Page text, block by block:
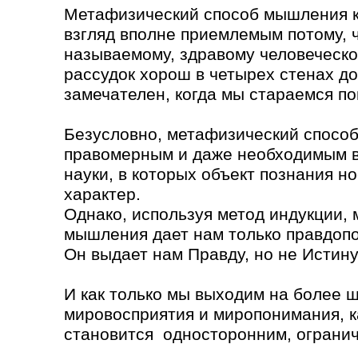
Метафизический способ мышления
взгляд вполне приемлемым потому,
называемому, здравому
рассудок хорош в четырех стенах
замечателен, когда мы стараемся
Безусловно, метафизический
правомерным и даже необходимым
науки, в которых объект познания
характер.
Однако, используя метод индукции,
мышления дает нам только
Он выдает нам Правду, но не
И как только мы выходим на более
мировосприятия и миропонимания,
становится односторонним,